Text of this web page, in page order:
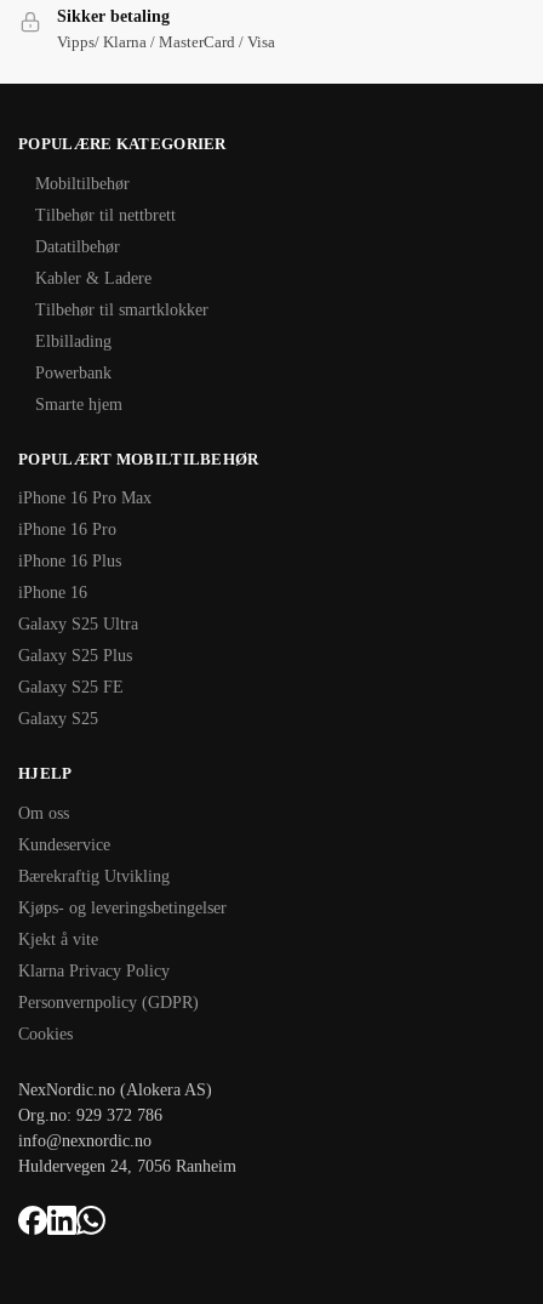
Sikker betaling
Vipps/ Klarna / MasterCard / Visa
POPULÆRE KATEGORIER
Mobiltilbehør
Tilbehør til nettbrett
Datatilbehør
Kabler & Ladere
Tilbehør til smartklokker
Elbillading
Powerbank
Smarte hjem
POPULÆRT MOBILTILBEHØR
iPhone 16 Pro Max
iPhone 16 Pro
iPhone 16 Plus
iPhone 16
Galaxy S25 Ultra
Galaxy S25 Plus
Galaxy S25 FE
Galaxy S25
HJELP
Om oss
Kundeservice
Bærekraftig Utvikling
Kjøps- og leveringsbetingelser
Kjekt å vite
Klarna Privacy Policy
Personvernpolicy (GDPR)
Cookies
NexNordic.no (Alokera AS)
Org.no: 929 372 786
info@nexnordic.no
Huldervegen 24, 7056 Ranheim